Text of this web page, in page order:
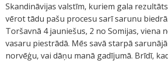
Skandināvijas valstīm, kuriem gala
vērot tādu pašu procesu sarī sarunu
Toršavnā 4 jauniešus, 2 no Somijas, viena
vasaru piestrādā. Mēs savā starpā
norvēģu, vai dāņu manā gadījumā. Brīdī,